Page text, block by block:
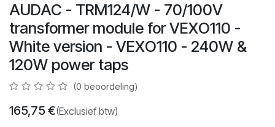
AUDAC - TRM124/W - 70/100V
transformer module for VEXO110 -
White version - VEXO110 - 240W &
120W power taps
(0 beoordeling)
165,75 €(Exclusief btw)